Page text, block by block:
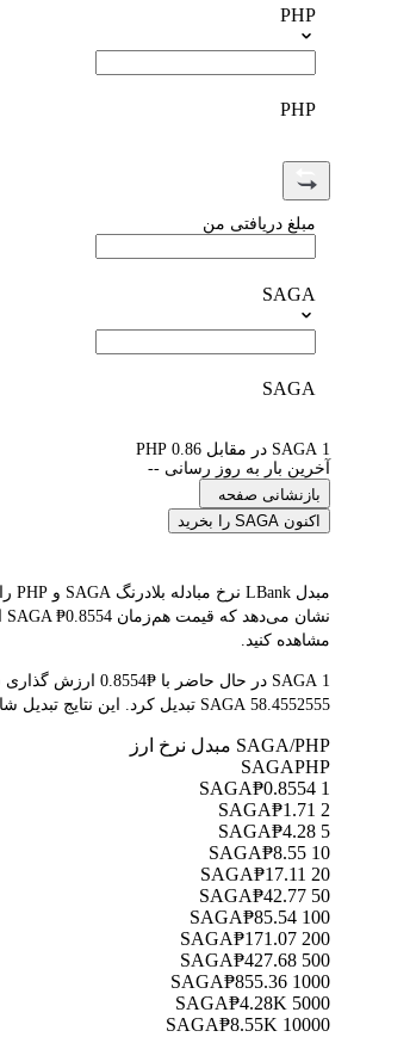
PHP
PHP
مبلغ دریافتی من
SAGA
SAGA
1 SAGA در مقابل 0.86 PHP
آخرین بار به روز رسانی --
بازنشانی صفحه
اکنون SAGA را بخرید
مشاهده کنید.
58.4552555 SAGA تبدیل کرد. این نتایج تبدیل شامل هزینه‌های پلتفرم یا هزینه‌های ماینر نمی‌شود.
SAGA/PHP مبدل نرخ ارز
SAGAPHP
1 SAGA
₱0.8554
2 SAGA
₱1.71
5 SAGA
₱4.28
10 SAGA
₱8.55
20 SAGA
₱17.11
50 SAGA
₱42.77
100 SAGA
₱85.54
200 SAGA
₱171.07
500 SAGA
₱427.68
1000 SAGA
₱855.36
5000 SAGA
₱4.28K
10000 SAGA
₱8.55K